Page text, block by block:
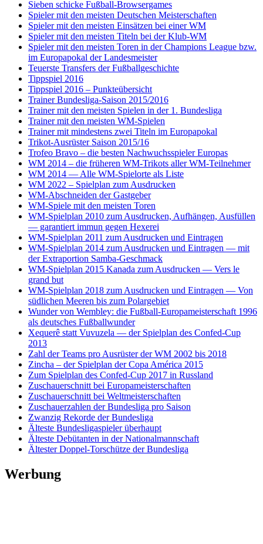
Sieben schicke Fußball-Browsergames
Spieler mit den meisten Deutschen Meisterschaften
Spieler mit den meisten Einsätzen bei einer WM
Spieler mit den meisten Titeln bei der Klub-WM
Spieler mit den meisten Toren in der Champions League bzw.
im Europapokal der Landesmeister
Teuerste Transfers der Fußballgeschichte
Tippspiel 2016
Tippspiel 2016 – Punkteübersicht
Trainer Bundesliga-Saison 2015/2016
Trainer mit den meisten Spielen in der 1. Bundesliga
Trainer mit den meisten WM-Spielen
Trainer mit mindestens zwei Titeln im Europapokal
Trikot-Ausrüster Saison 2015/16
Trofeo Bravo – die besten Nachwuchsspieler Europas
WM 2014 – die früheren WM-Trikots aller WM-Teilnehmer
WM 2014 — Alle WM-Spielorte als Liste
WM 2022 – Spielplan zum Ausdrucken
WM-Abschneiden der Gastgeber
WM-Spiele mit den meisten Toren
WM-Spielplan 2010 zum Ausdrucken, Aufhängen, Ausfüllen
— garantiert immun gegen Hexerei
WM-Spielplan 2011 zum Ausdrucken und Eintragen
WM-Spielplan 2014 zum Ausdrucken und Eintragen — mit
der Extraportion Samba-Geschmack
WM-Spielplan 2015 Kanada zum Ausdrucken — Vers le
grand but
WM-Spielplan 2018 zum Ausdrucken und Eintragen — Von
südlichen Meeren bis zum Polargebiet
Wunder von Wembley: die Fußball-Europameisterschaft 1996
als deutsches Fußballwunder
Xequerê statt Vuvuzela — der Spielplan des Confed-Cup
2013
Zahl der Teams pro Ausrüster der WM 2002 bis 2018
Zincha – der Spielplan der Copa América 2015
Zum Spielplan des Confed-Cup 2017 in Russland
Zuschauerschnitt bei Europameisterschaften
Zuschauerschnitt bei Weltmeisterschaften
Zuschauerzahlen der Bundesliga pro Saison
Zwanzig Rekorde der Bundesliga
Älteste Bundesligaspieler überhaupt
Älteste Debütanten in der Nationalmannschaft
Ältester Doppel-Torschütze der Bundesliga
Werbung